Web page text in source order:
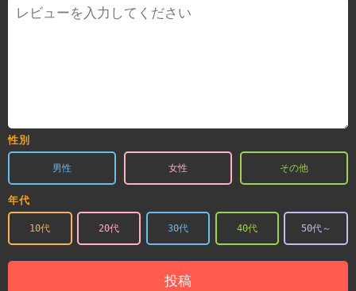
性別
男性 女性 その他
年代
10代 20代 30代 40代 50代～
投稿